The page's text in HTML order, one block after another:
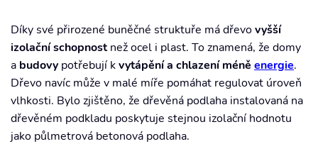
Díky své přirozené buněčné struktuře má dřevovyšší
izolační schopnostnež ocel i plast. To znamená, že domy
a budovy potřebují kvytápění a chlazení méně energie.
Dřevo navíc může v malé míře pomáhat regulovat úroveň
vlhkosti. Bylo zjištěno, že dřevěná podlaha instalovaná na
dřevěném podkladu poskytuje stejnou izolační hodnotu
jako půlmetrová betonová podlaha.